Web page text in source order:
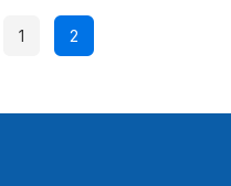
1 2